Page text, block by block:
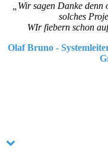
„Wir sagen Danke
solches
WIr fiebern schon
Olaf Bruno -